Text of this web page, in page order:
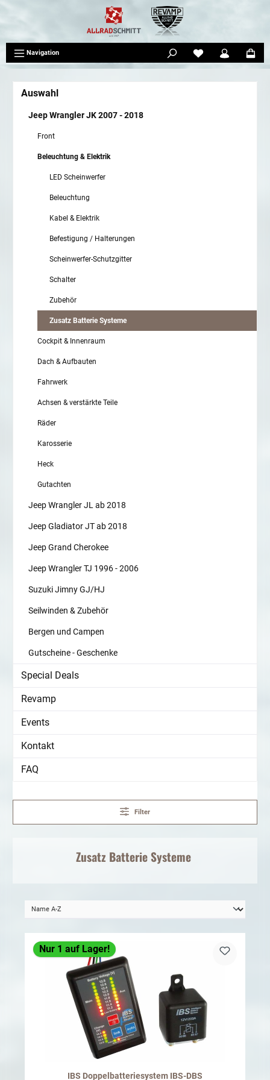
Navigation
Auswahl
Jeep Wrangler JK 2007 - 2018
Front
Beleuchtung & Elektrik
LED Scheinwerfer
Beleuchtung
Kabel & Elektrik
Befestigung / Halterungen
Scheinwerfer-Schutzgitter
Schalter
Zubehör
Zusatz Batterie Systeme
Cockpit & Innenraum
Dach & Aufbauten
Fahrwerk
Achsen & verstärkte Teile
Räder
Karosserie
Heck
Gutachten
Jeep Wrangler JL ab 2018
Jeep Gladiator JT ab 2018
Jeep Grand Cherokee
Jeep Wrangler TJ 1996 - 2006
Suzuki Jimny GJ/HJ
Seilwinden & Zubehör
Bergen und Campen
Gutscheine - Geschenke
Special Deals
Revamp
Events
Kontakt
FAQ
Filter
Zusatz Batterie Systeme
Nur 1 auf Lager!
IBS Doppelbatteriesystem IBS-DBS